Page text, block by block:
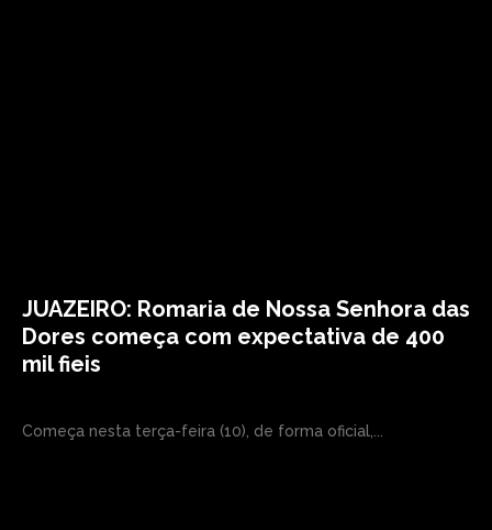
JUAZEIRO: Romaria de Nossa Senhora das
Dores começa com expectativa de 400
mil fieis
Começa nesta terça-feira (10), de forma oficial,...